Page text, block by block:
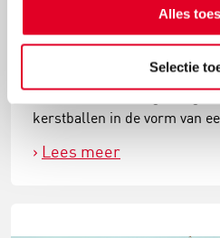
Alles
Selectie
Knutselidee:
Met de metalen ring met
kerstballen in de vorm van
Lees meer